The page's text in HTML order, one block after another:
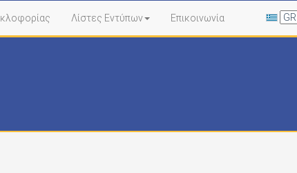
Λίστες Εντύπων Επικοινωνία